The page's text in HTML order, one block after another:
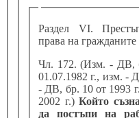
Раздел VI.
права на гражданите
Чл. 172. (Изм. - ДВ,
01.07.1982 г., изм. -
- ДВ, бр. 10 от 1993
2002 г.) Който
да постъпи на